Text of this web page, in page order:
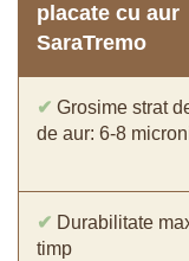
placate cu aur
SaraTremo
✔ Grosime strat
de aur: 6-8
✔ Durabilitate
timp